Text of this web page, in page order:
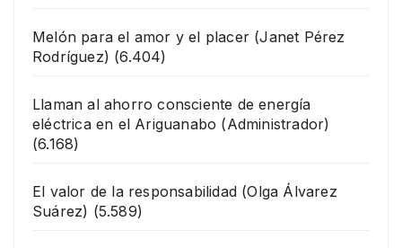
Melón para el amor y el placer (Janet Pérez
Rodríguez) (6.404)
Llaman al ahorro consciente de energía
eléctrica en el Ariguanabo (Administrador)
(6.168)
El valor de la responsabilidad (Olga Álvarez
Suárez) (5.589)